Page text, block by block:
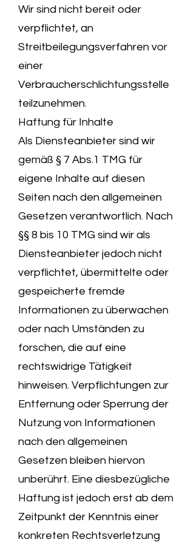
Wir sind nicht bereit oder
verpflichtet, an
Streitbeilegungsverfahren vor
einer
Verbraucherschlichtungsstelle
teilzunehmen.
Haftung für Inhalte
Als Diensteanbieter sind wir
gemäß § 7 Abs.1 TMG für
eigene Inhalte auf diesen
Seiten nach den allgemeinen
Gesetzen verantwortlich. Nach
§§ 8 bis 10 TMG sind wir als
Diensteanbieter jedoch nicht
verpflichtet, übermittelte oder
gespeicherte fremde
Informationen zu überwachen
oder nach Umständen zu
forschen, die auf eine
rechtswidrige Tätigkeit
hinweisen. Verpflichtungen zur
Entfernung oder Sperrung der
Nutzung von Informationen
nach den allgemeinen
Gesetzen bleiben hiervon
unberührt. Eine diesbezügliche
Haftung ist jedoch erst ab dem
Zeitpunkt der Kenntnis einer
konkreten Rechtsverletzung